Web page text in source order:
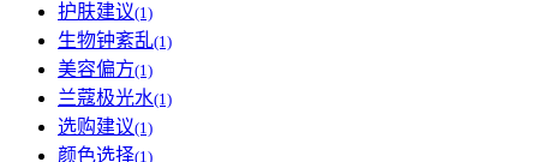
护肤建议(1)
生物钟紊乱(1)
美容偏方(1)
兰蔻极光水(1)
选购建议(1)
颜色选择(1)